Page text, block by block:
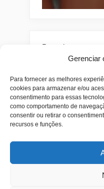
Gerenciar
Para fornecer as melhores
cookies para armazenar e/ou
consentimento para essas
como comportamento de
consentir ou retirar o
recursos e funções.
Pesquisar